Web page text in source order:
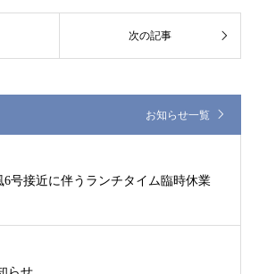
お知らせ一覧
6号接近に伴うランチタイム臨時休業